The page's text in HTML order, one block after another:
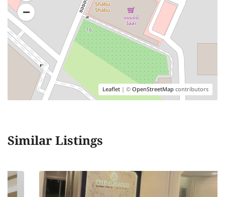
Leaflet | ©OpenStreetMapcontributors
Similar Listings